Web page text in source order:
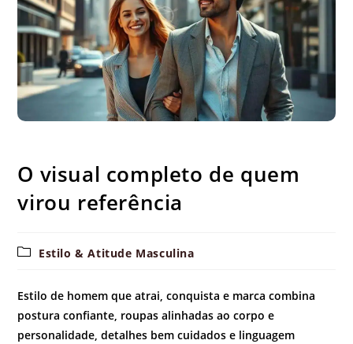
O visual completo de quem
virou referência
Categoria
Estilo & Atitude Masculina
Estilo de homem que atrai, conquista e marca combina
postura confiante, roupas alinhadas ao corpo e
personalidade, detalhes bem cuidados e linguagem